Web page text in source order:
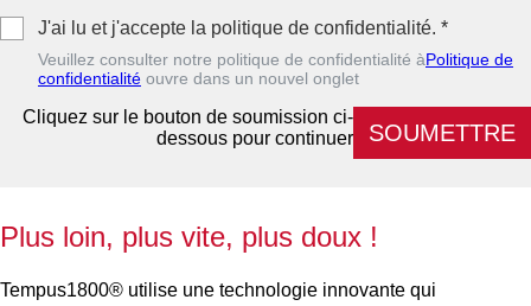
J'ai lu et j'accepte la politique de confidentialité. *
Veuillez consulter notre politique de confidentialité àPolitique de
confidentialité ouvre dans un nouvel onglet
Cliquez sur le bouton de soumission ci-
dessous pour continuer
SOUMETTRE
Plus loin, plus vite, plus doux !
Tempus1800® utilise une technologie innovante qui